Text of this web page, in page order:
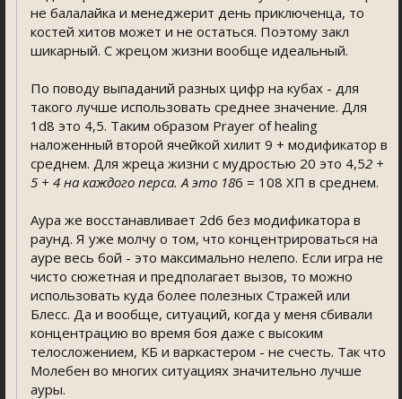
не балалайка и менеджерит день приключенца, то
костей хитов может и не остаться. Поэтому закл
шикарный. С жрецом жизни вообще идеальный.
По поводу выпаданий разных цифр на кубах - для
такого лучше использовать среднее значение. Для
1d8 это 4,5. Таким образом Prayer of healing
наложенный второй ячейкой хилит 9 + модификатор в
среднем. Для жреца жизни с мудростью 20 это 4,52 +
5 + 4 на каждого перса. А это 186 = 108 ХП в среднем.
Аура же восстанавливает 2d6 без модификатора в
раунд. Я уже молчу о том, что концентрироваться на
ауре весь бой - это максимально нелепо. Если игра не
чисто сюжетная и предполагает вызов, то можно
использовать куда более полезных Стражей или
Блесс. Да и вообще, ситуаций, когда у меня сбивали
концентрацию во время боя даже с высоким
телосложением, КБ и варкастером - не счесть. Так что
Молебен во многих ситуациях значительно лучше
ауры.